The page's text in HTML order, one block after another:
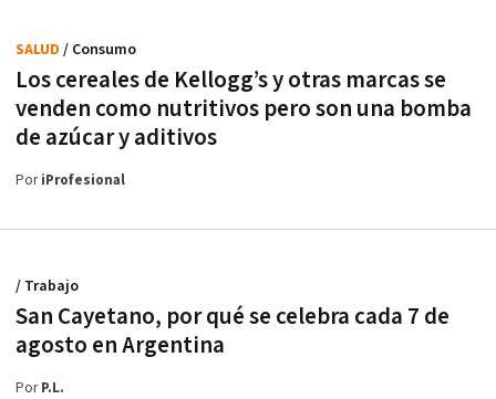
Los cereales de Kellogg’s y otras marcas se
venden como nutritivos pero son una bomba
de azúcar y aditivos
SALUD / Consumo
PoriProfesional
San Cayetano, por qué se celebra cada 7 de
agosto en Argentina
/ Trabajo
PorP.L.